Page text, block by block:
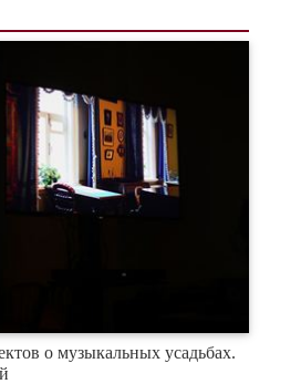
о музыкальных усадьбах.